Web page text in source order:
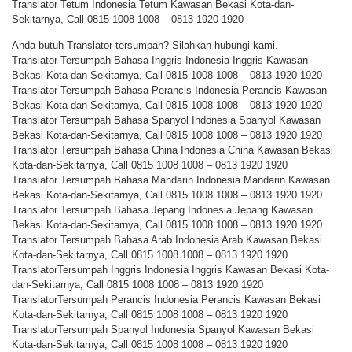
Translator Tetum Indonesia Tetum Kawasan Bekasi Kota-dan-
Sekitarnya, Call 0815 1008 1008 – 0813 1920 1920
Anda butuh Translator tersumpah? Silahkan hubungi kami.
Translator Tersumpah Bahasa Inggris Indonesia Inggris Kawasan
Bekasi Kota-dan-Sekitarnya, Call 0815 1008 1008 – 0813 1920 1920
Translator Tersumpah Bahasa Perancis Indonesia Perancis Kawasan
Bekasi Kota-dan-Sekitarnya, Call 0815 1008 1008 – 0813 1920 1920
Translator Tersumpah Bahasa Spanyol Indonesia Spanyol Kawasan
Bekasi Kota-dan-Sekitarnya, Call 0815 1008 1008 – 0813 1920 1920
Translator Tersumpah Bahasa China Indonesia China Kawasan Bekasi
Kota-dan-Sekitarnya, Call 0815 1008 1008 – 0813 1920 1920
Translator Tersumpah Bahasa Mandarin Indonesia Mandarin Kawasan
Bekasi Kota-dan-Sekitarnya, Call 0815 1008 1008 – 0813 1920 1920
Translator Tersumpah Bahasa Jepang Indonesia Jepang Kawasan
Bekasi Kota-dan-Sekitarnya, Call 0815 1008 1008 – 0813 1920 1920
Translator Tersumpah Bahasa Arab Indonesia Arab Kawasan Bekasi
Kota-dan-Sekitarnya, Call 0815 1008 1008 – 0813 1920 1920
TranslatorTersumpah Inggris Indonesia Inggris Kawasan Bekasi Kota-
dan-Sekitarnya, Call 0815 1008 1008 – 0813 1920 1920
TranslatorTersumpah Perancis Indonesia Perancis Kawasan Bekasi
Kota-dan-Sekitarnya, Call 0815 1008 1008 – 0813 1920 1920
TranslatorTersumpah Spanyol Indonesia Spanyol Kawasan Bekasi
Kota-dan-Sekitarnya, Call 0815 1008 1008 – 0813 1920 1920